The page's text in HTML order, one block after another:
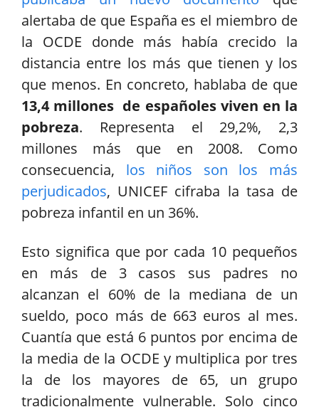
alertaba de que España es el miembro de
la OCDE donde más había crecido la
distancia entre los más que tienen y los
que menos. En concreto, hablaba de que
13,4 millones de españoles viven en la
pobreza. Representa el 29,2%, 2,3
millones más que en 2008. Como
consecuencia, los niños son los más
perjudicados, UNICEF cifraba la tasa de
pobreza infantil en un 36%.
Esto significa que por cada 10 pequeños
en más de 3 casos sus padres no
alcanzan el 60% de la mediana de un
sueldo, poco más de 663 euros al mes.
Cuantía que está 6 puntos por encima de
la media de la OCDE y multiplica por tres
la de los mayores de 65, un grupo
tradicionalmente vulnerable. Solo cinco